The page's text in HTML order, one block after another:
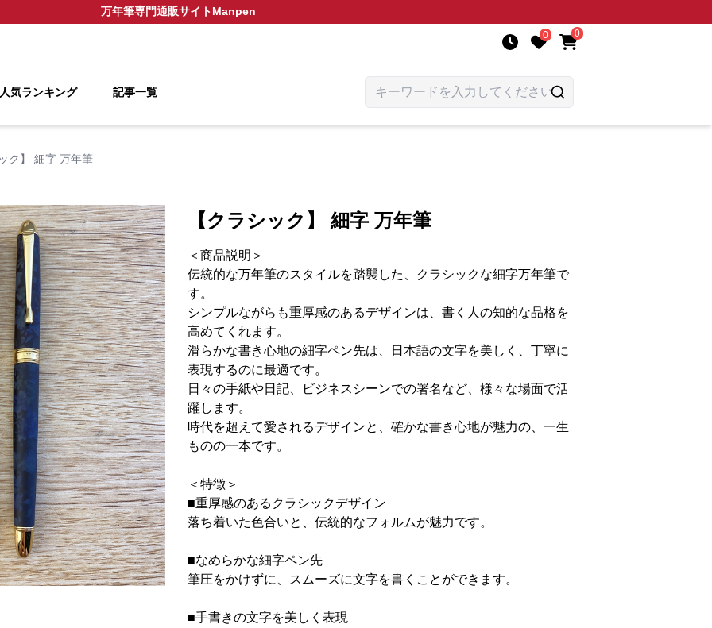
万年筆専門通販サイトManpen
0 0
人気ランキング 記事一覧
ク】 細字 万年筆
【クラシック】 細字 万年筆
＜商品説明＞
伝統的な万年筆のスタイルを踏襲した、クラシックな細字万年筆で
す。
シンプルながらも重厚感のあるデザインは、書く人の知的な品格を
高めてくれます。
滑らかな書き心地の細字ペン先は、日本語の文字を美しく、丁寧に
表現するのに最適です。
日々の手紙や日記、ビジネスシーンでの署名など、様々な場面で活
躍します。
時代を超えて愛されるデザインと、確かな書き心地が魅力の、一生
ものの一本です。
＜特徴＞
■重厚感のあるクラシックデザイン
落ち着いた色合いと、伝統的なフォルムが魅力です。
■なめらかな細字ペン先
筆圧をかけずに、スムーズに文字を書くことができます。
■手書きの文字を美しく表現